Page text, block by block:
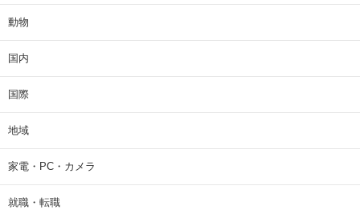
動物
国内
国際
地域
家電・PC・カメラ
就職・転職